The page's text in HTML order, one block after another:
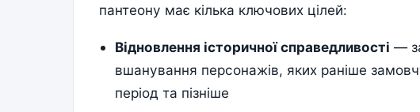
пантеону має кілька ключових цілей:
Відновлення історичної справедливості —
вшанування персонажів, яких раніше
період та пізніше